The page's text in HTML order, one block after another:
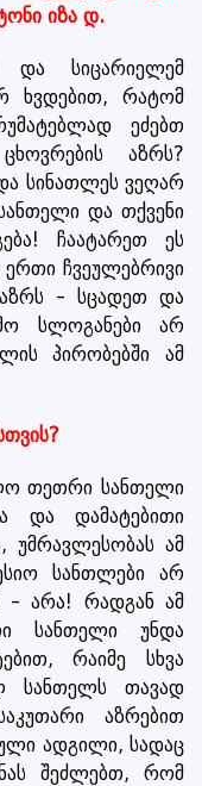
იზა დ.
სიცარიელემ
ხვდებით, რატომ
ეძებთ
აზრს?
სინათლეს ვეღარ
და თქვენი
ჩაატარეთ ეს
ჩვეულებრივი
აზრს - სცადეთ და
სლოგანები არ
პირობებში ამ
თეთრი სანთელი
და დამატებითი
უმრავლესობას ამ
სანთლები არ
- არა! რადგან ამ
სანთელი უნდა
რაიმე სხვა
სანთელს თავად
აზრებით
ადგილი, სადაც
შეძლებთ, რომ